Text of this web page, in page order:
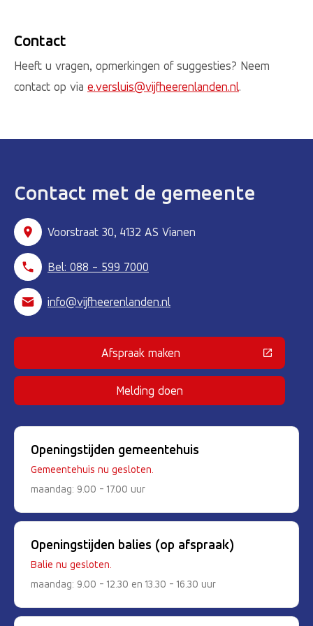
Contact
Heeft u vragen, opmerkingen of suggesties? Neem
contact op via e.versluis@vijfheerenlanden.nl.
Contact met de gemeente
Voorstraat 30, 4132 AS Vianen
Bel: 088 - 599 7000
info@vijfheerenlanden.nl
Afspraak maken(Deze link gaat naar een externe
Melding doen
Openingstijden gemeentehuis
Gemeentehuis nu gesloten.
maandag: 9.00 - 17.00 uur
Openingstijden balies (op afspraak)
Balie nu gesloten.
maandag: 9.00 - 12.30 en 13.30 - 16.30 uur